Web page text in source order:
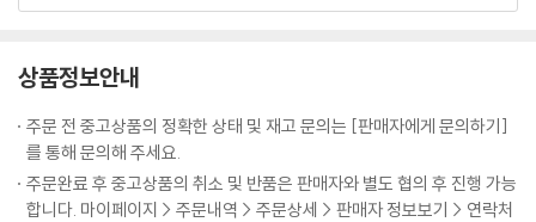
공법은 내용이 복잡하고 숫자가 많아서 접근하기 어려운 법률입니다. 하지
만 공법의 원리와 체계를 통하여 접근하면 공법은 더 이상 공포의 법률이
아닌 공부하고 싶고 기다려지는 과목이 됩니다. 본 교재는 이론 내용의 큰
틀을 잡을 수 있는 체계도를 통해 학습의 이해를 돕고, 체계도의 내용을 반
상품정보안내
주문 전 중고상품의 정확한 상태 및 재고 문의는 [판매자에게 문의하기]
를 통해 문의해 주세요.
주문완료 후 중고상품의 취소 및 반품은 판매자와 별도 협의 후 진행 가능
합니다. 마이페이지 > 주문내역 > 주문상세 > 판매자 정보보기 > 연락처